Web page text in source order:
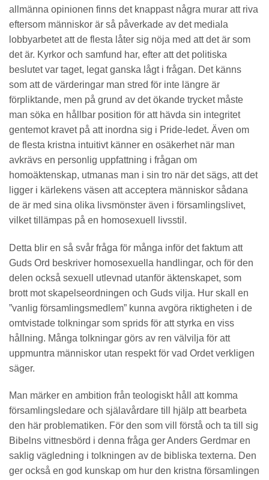
allmänna opinionen finns det knappast några murar att riva
eftersom människor är så påverkade av det mediala
lobbyarbetet att de flesta låter sig nöja med att det är som
det är. Kyrkor och samfund har, efter att det politiska
beslutet var taget, legat ganska lågt i frågan. Det känns
som att de värderingar man stred för inte längre är
förpliktande, men på grund av det ökande trycket måste
man söka en hållbar position för att hävda sin integritet
gentemot kravet på att inordna sig i Pride-ledet. Även om
de flesta kristna intuitivt känner en osäkerhet när man
avkrävs en personlig uppfattning i frågan om
homoäktenskap, utmanas man i sin tro när det sägs, att det
ligger i kärlekens väsen att acceptera människor sådana
de är med sina olika livsmönster även i församlingslivet,
vilket tillämpas på en homosexuell livsstil.
Detta blir en så svår fråga för många inför det faktum att
Guds Ord beskriver homosexuella handlingar, och för den
delen också sexuell utlevnad utanför äktenskapet, som
brott mot skapelseordningen och Guds vilja. Hur skall en
”vanlig församlingsmedlem” kunna avgöra riktigheten i de
omtvistade tolkningar som sprids för att styrka en viss
hållning. Många tolkningar görs av ren välvilja för att
uppmuntra människor utan respekt för vad Ordet verkligen
säger.
Man märker en ambition från teologiskt håll att komma
församlingsledare och själavårdare till hjälp att bearbeta
den här problematiken. För den som vill förstå och ta till sig
Bibelns vittnesbörd i denna fråga ger Anders Gerdmar en
saklig vägledning i tolkningen av de bibliska texterna. Den
ger också en god kunskap om hur den kristna församlingen